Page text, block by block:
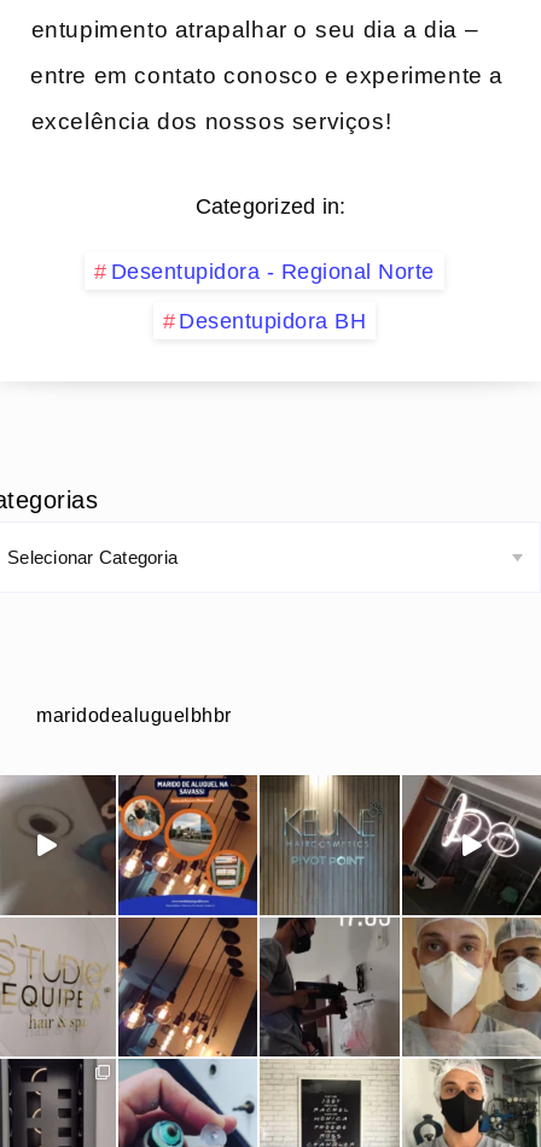
⁢entupimento atrapalhar o⁤ seu dia a dia –
entre em contato conosco e ​experimente a
⁤excelência dos nossos serviços!
Categorized in:
Desentupidora - Regional Norte
Desentupidora BH
maridodealuguelbhbr